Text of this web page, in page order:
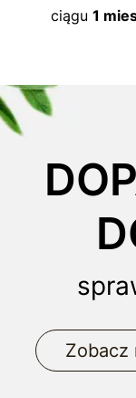
ciągu 1
Zobacz